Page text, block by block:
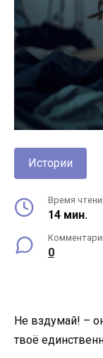
Истории
Время
14 мин.
0
Не вздумай! –
твоё